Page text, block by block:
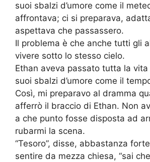
suoi sbalzi d’umore come il
affrontava; ci si preparava,
aspettava che passassero.
Il problema è che anche tutti gli
vivere sotto lo stesso cielo.
Ethan aveva passato tutta la
suoi sbalzi d’umore come il
Così, mi preparavo al dramma
afferrò il braccio di Ethan. Non
a che punto fosse disposta ad
rubarmi la scena.
“Tesoro”, disse, abbastanza
sentire da mezza chiesa, “sai